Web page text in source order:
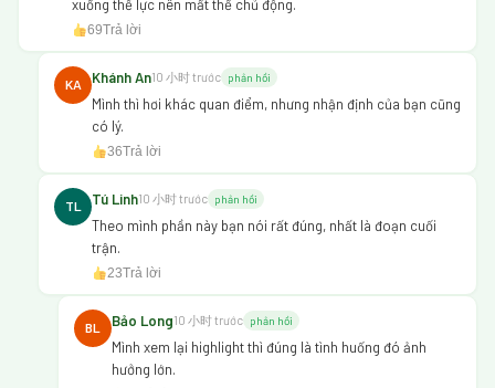
xuống thể lực nên mất thế chủ động.
69Trả lời
KA Khánh An10 小时 trước phản hồi
Mình thì hơi khác quan điểm, nhưng nhận định của bạn cũng
có lý.
36Trả lời
TL Tú Linh10 小时 trước phản hồi
Theo mình phần này bạn nói rất đúng, nhất là đoạn cuối
trận.
23Trả lời
BL Bảo Long10 小时 trước phản hồi
Mình xem lại highlight thì đúng là tình huống đó ảnh
hưởng lớn.